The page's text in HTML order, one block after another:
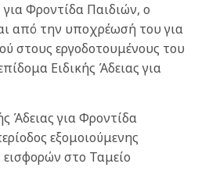
Φροντίδα Παιδιών, ο
από την υποχρέωσή του για
στους εργοδοτουμένους του
Ειδικής Άδειας για
Άδειας για Φροντίδα
εξομοιούμενης
στο Ταμείο